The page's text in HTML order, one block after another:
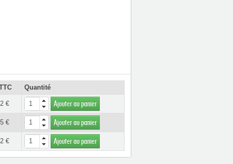
Quantité
€ Ajouter au panier
€ Ajouter au panier
€ Ajouter au panier